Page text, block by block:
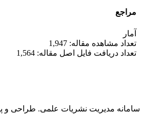
مراجع
آمار
تعداد مشاهده مقاله: 1,947
تعداد دریافت فایل اصل مقاله: 1,564
سامانه مدیریت نشریات علمی. طراحی و